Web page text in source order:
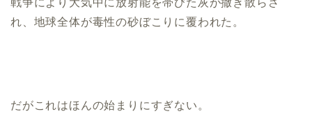
戦争により大気中に放射能を帯びた灰が撒き散らさ
れ、地球全体が毒性の砂ぼこりに覆われた。
だがこれはほんの始まりにすぎない。